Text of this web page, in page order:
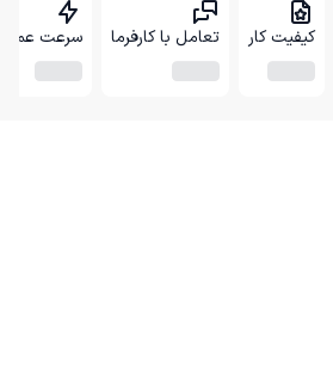
کیفیت کار تعامل با کارفرما سرعت عمل